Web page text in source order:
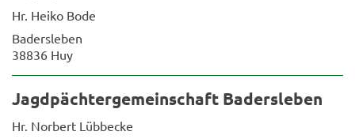
Hr. Heiko Bode
Badersleben
38836 Huy
Jagdpächtergemeinschaft Badersleben
Hr. Norbert Lübbecke